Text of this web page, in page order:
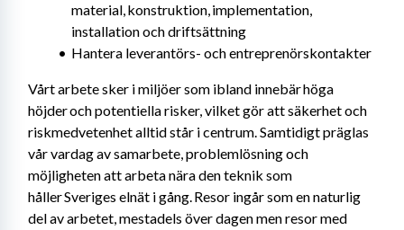
material, konstruktion, implementation,
installation och driftsättning
Hantera leverantörs- och entreprenörskontakter
Vårt arbete sker i miljöer som ibland innebär höga
höjder och potentiella risker, vilket gör att säkerhet och
riskmedvetenhet alltid står i centrum. Samtidigt präglas
vår vardag av samarbete, problemlösning och
möjligheten att arbeta nära den teknik som
håller Sveriges elnät i gång. Resor ingår som en naturlig
del av arbetet, mestadels över dagen men resor med